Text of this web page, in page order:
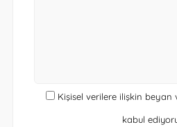
Kişisel verilere ilişkin beyan
kabul